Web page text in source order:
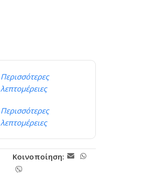
Περισσότερες
λεπτομέρειες
Περισσότερες
λεπτομέρειες
Κοινοποίηση: